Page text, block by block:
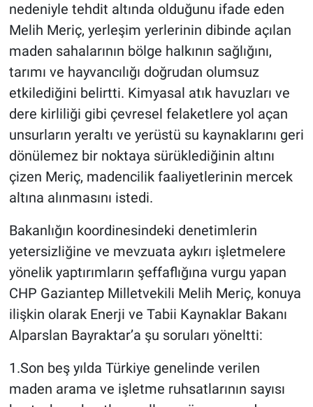
nedeniyle tehdit altında olduğunu ifade eden
Melih Meriç, yerleşim yerlerinin dibinde açılan
maden sahalarının bölge halkının sağlığını,
tarımı ve hayvancılığı doğrudan olumsuz
etkilediğini belirtti. Kimyasal atık havuzları ve
dere kirliliği gibi çevresel felaketlere yol açan
unsurların yeraltı ve yerüstü su kaynaklarını geri
dönülemez bir noktaya sürüklediğinin altını
çizen Meriç, madencilik faaliyetlerinin mercek
altına alınmasını istedi.
Bakanlığın koordinesindeki denetimlerin
yetersizliğine ve mevzuata aykırı işletmelere
yönelik yaptırımların şeffaflığına vurgu yapan
CHP Gaziantep Milletvekili Melih Meriç, konuya
ilişkin olarak Enerji ve Tabii Kaynaklar Bakanı
Alparslan Bayraktar’a şu soruları yöneltti:
1.Son beş yılda Türkiye genelinde verilen
maden arama ve işletme ruhsatlarının sayısı